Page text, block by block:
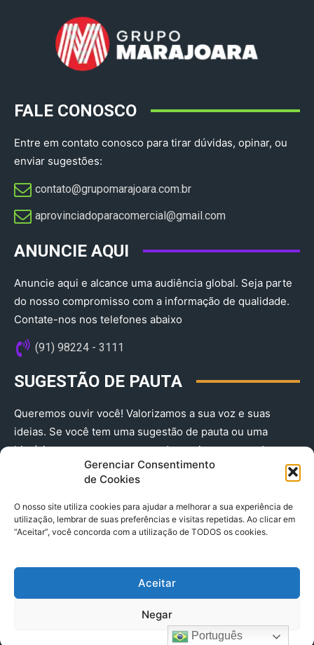
Gerenciar Consentimento
de Cookies
O nosso site utiliza cookies para ajudar a melhorar a sua experiência de
utilização, lembrar de suas preferências e visitas repetidas. Ao clicar em
“Aceitar”, você concorda com a utilização de TODOS os cookies.
Aceitar
Negar
FALE CONOSCO
Entre em contato conosco para tirar dúvidas, opinar, ou
enviar sugestões:
contato@grupomarajoara.com.br
aprovinciadoparacomercial@gmail.com​
ANUNCIE AQUI
Anuncie aqui e alcance uma audiência global. Seja parte
do nosso compromisso com a informação de qualidade.
Contate-nos nos telefones abaixo
(91) 98224 - 3111
SUGESTÃO DE PAUTA
Queremos ouvir você! Valorizamos a sua voz e suas
ideias. Se você tem uma sugestão de pauta ou uma
história que merece ser contada, envie-nos agora!
(91) 98224 - 3111
© 2025 A Província do Pará CNPJ: 04.901.141/0001-36 End .
Trav. Quintino Bocaiuva 2301, Ed. Rogério Fernandez – Sala
2701- Cremação – CEP 66045.315
Português